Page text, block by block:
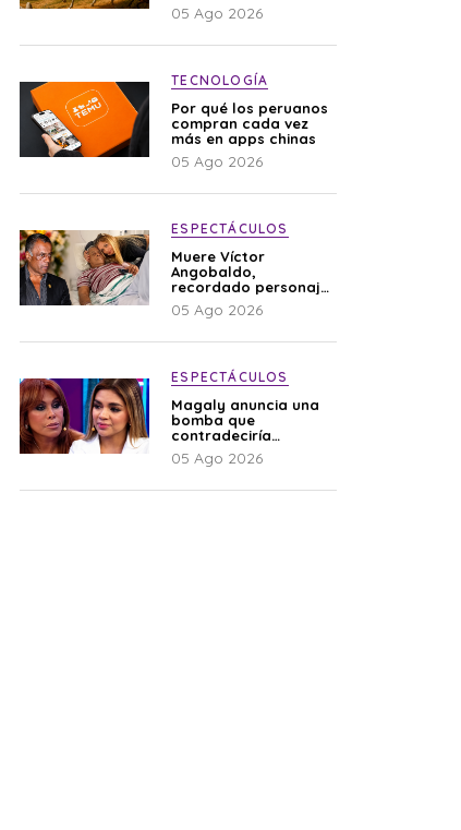
05 Ago 2026
TECNOLOGÍA
Por qué los peruanos
compran cada vez
más en apps chinas
05 Ago 2026
ESPECTÁCULOS
Muere Víctor
Angobaldo,
recordado personaje
de la farándula y
expareja de Shirley
05 Ago 2026
ESPECTÁCULOS
Magaly anuncia una
bomba que
contradeciría
comunicado de La
Bella Luz: “Hay un
05 Ago 2026